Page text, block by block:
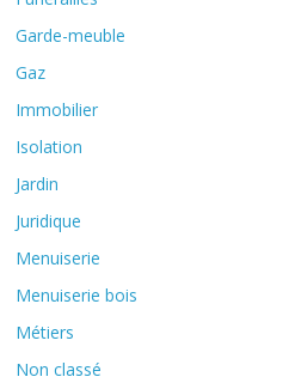
Garde-meuble
Gaz
Immobilier
Isolation
Jardin
Juridique
Menuiserie
Menuiserie bois
Métiers
Non classé